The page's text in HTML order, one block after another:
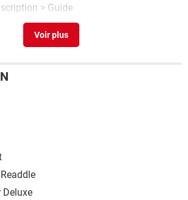
> Guide
- iam> Télécharger - Messagerie
Deluxe